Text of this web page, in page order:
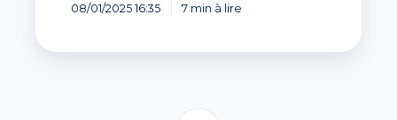
08/01/2025 16:35 7 min à lire